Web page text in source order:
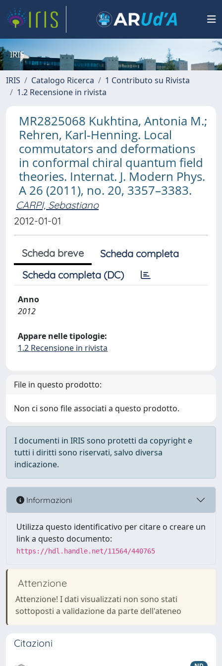
IRIS
IRIS Catalogo Ricerca
1 Contributo su Rivista
1.2 Recensione in rivista
MR2825068 Kukhtina, Antonia M.;
Rehren, Karl-Henning. Local
commutators and deformations
in conformal chiral quantum field
theories. Internat. J. Modern Phys.
A 26 (2011), no. 20, 3357–3383.
CARPI, Sebastiano
2012-01-01
Scheda breve
Scheda completa
Scheda completa (DC)
Anno
2012
Appare nelle tipologie:
1.2 Recensione in rivista
File in questo prodotto:
Non ci sono file associati a questo prodotto.
I documenti in IRIS sono protetti da copyright e
tutti i diritti sono riservati, salvo diversa
indicazione.
Informazioni
Utilizza questo identificativo per citare o creare un
link a questo documento:
https://hdl.handle.net/11564/440765
Attenzione
Attenzione! I dati visualizzati non sono stati
sottoposti a validazione da parte dell'ateneo
Citazioni